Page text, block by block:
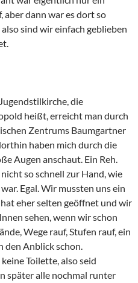
aber dann war es dort so
sind wir einfach geblieben
die
heißt, erreicht man durch
Zentrums Baumgartner
haben mich durch die
Augen anschaut. Ein Reh.
so schnell zur Hand, wie
Egal. Wir mussten uns ein
eher selten geöffnet und wir
sehen, wenn wir schon
Wege rauf, Stufen rauf, ein
den Anblick schon.
Toilette, also seid
später alle nochmal runter